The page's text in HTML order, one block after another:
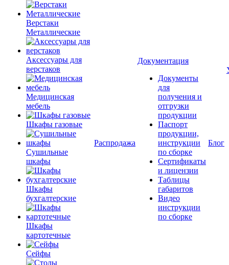
Верстаки
Металлические
Аксессуары для
верстаков
Медицинская
мебель
Шкафы газовые
Сушильные
шкафы
Шкафы
бухгалтерские
Шкафы
картотечные
Сейфы
Распродажа
Документация
Документы
для
получения и
отгрузки
продукции
Паспорт
продукции,
инструкции
по сборке
Сертификаты
и лицензии
Таблицы
габаритов
Видео
инструкции
по сборке
Блог